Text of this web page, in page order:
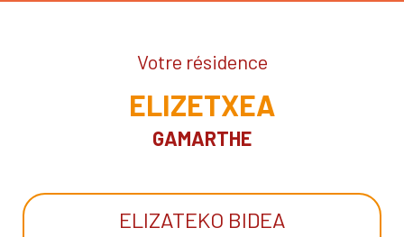
Votre résidence
ELIZETXEA
GAMARTHE
ELIZATEKO BIDEA